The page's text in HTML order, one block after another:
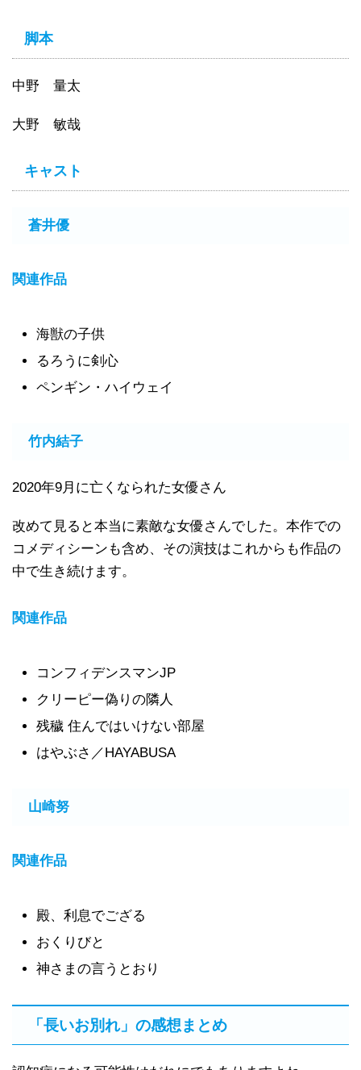
脚本
中野 量太
大野 敏哉
キャスト
蒼井優
関連作品
海獣の子供
るろうに剣心
ペンギン・ハイウェイ
竹内結子
2020年9月に亡くなられた女優さん
改めて見ると本当に素敵な女優さんでした。本作での
コメディシーンも含め、その演技はこれからも作品の
中で生き続けます。
関連作品
コンフィデンスマンJP
クリーピー偽りの隣人
残穢 住んではいけない部屋
はやぶさ／HAYABUSA
山崎努
関連作品
殿、利息でござる
おくりびと
神さまの言うとおり
「長いお別れ」の感想まとめ